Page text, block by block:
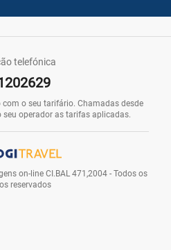
telefónica
o seu tarifário. Chamadas desde
operador as tarifas aplicadas.
on-line CI.BAL 471,2004 - Todos os
reservados